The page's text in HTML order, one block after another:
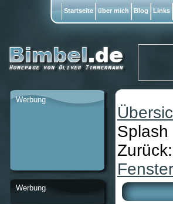
Splash
Zurück:
Werbung
Werbung
Startseite über mich Blog Links